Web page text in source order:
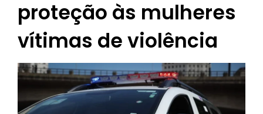
proteção às mulheres
vítimas de violência